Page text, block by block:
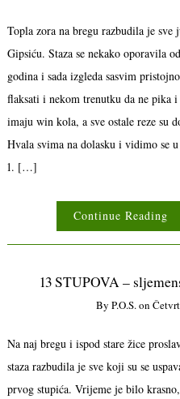
Topla zora na bregu razbudila je
Gipsiću. Staza se nekako oporavila
godina i sada izgleda sasvim
flaksati i nekom trenutku da ne pika
imaju win kola, a sve ostale reze su
Hvala svima na dolasku i vidimo se
1. […]
Continue Reading
13 STUPOVA –
By P.o.s. on
Na naj bregu i ispod stare žice
staza razbudila je sve koji su se
prvog stupića. Vrijeme je bilo